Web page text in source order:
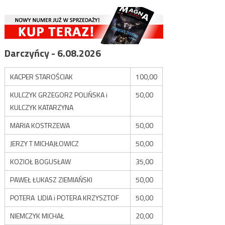
Darczyńcy - 6.08.2026
KACPER STAROŚCIAK
100,00
KULCZYK GRZEGORZ POLIŃSKA i
KULCZYK KATARZYNA
50,00
MARIA KOSTRZEWA
50,00
JERZY T MICHAJŁOWICZ
50,00
KOZIOŁ BOGUSŁAW
35,00
PAWEŁ ŁUKASZ ZIEMIAŃSKI
50,00
POTERA LIDIA i POTERA KRZYSZTOF
50,00
NIEMCZYK MICHAŁ
20,00